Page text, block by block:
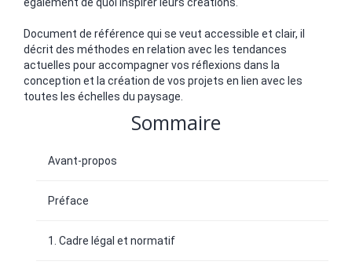
également de quoi inspirer leurs créations.
Document de référence qui se veut accessible et clair, il
décrit des méthodes en relation avec les tendances
actuelles pour accompagner vos réflexions dans la
conception et la création de vos projets en lien avec les
toutes les échelles du paysage.
Sommaire
Avant-propos
Préface
1. Cadre légal et normatif